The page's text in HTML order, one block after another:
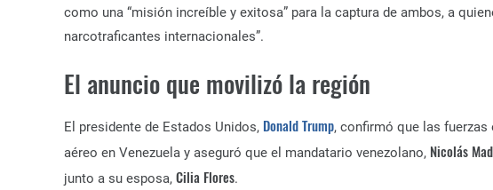
como una “misión increíble y exitosa” para la captura de ambos, a
narcotraficantes internacionales”.
El anuncio que movilizó la región
El presidente de Estados Unidos, Donald Trump, confirmó que las
aéreo en Venezuela y aseguró que el mandatario venezolano, Nicolás
junto a su esposa, Cilia Flores.